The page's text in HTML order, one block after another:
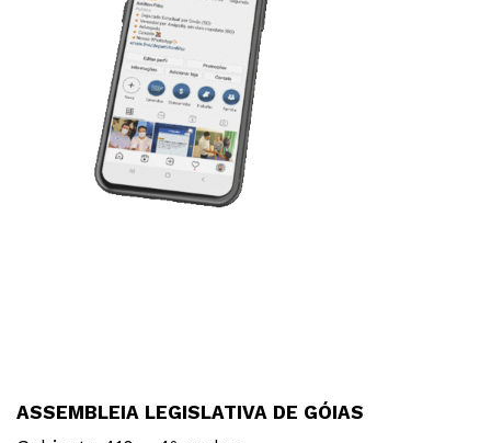
ASSEMBLEIA LEGISLATIVA DE GÓIAS